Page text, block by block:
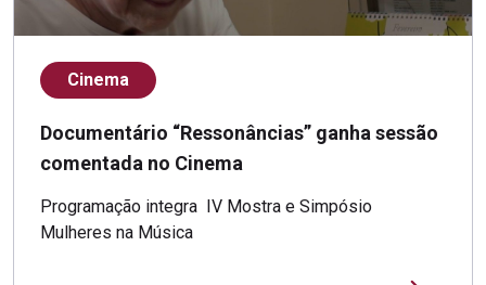
Cinema
Documentário “Ressonâncias” ganha sessão
comentada no Cinema
Programação integra IV Mostra e Simpósio
Mulheres na Música